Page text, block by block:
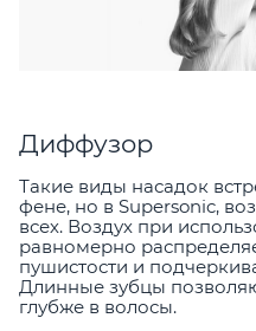
Диффузор
Такие виды насадок
фене, но в Supersonic,
всех. Воздух при
равномерно
пушистости и
Длинные зубцы
глубже в волосы.